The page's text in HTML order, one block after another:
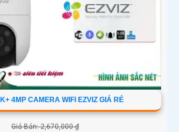
4MP CAMERA WIFI EZVIZ GIÁ RẺ
Giá Bán: 2,670,000 ₫